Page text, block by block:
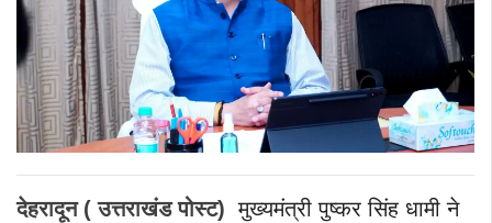
देहरादून ( उत्तराखंड पोस्ट) मुख्यमंत्री पुष्कर सिंह धामी ने